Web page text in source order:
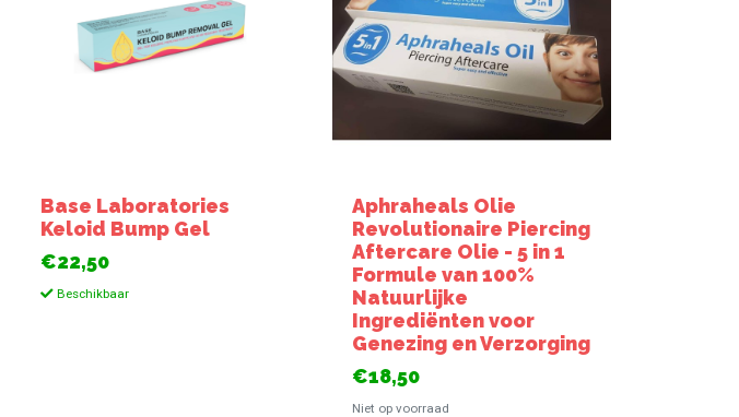
Base Laboratories
Keloid Bump Gel
€22,50
Beschikbaar
Aphraheals Olie
Revolutionaire Piercing
Aftercare Olie - 5 in 1
Formule van 100%
Natuurlijke
Ingrediënten voor
Genezing en Verzorging
€18,50
Niet op voorraad